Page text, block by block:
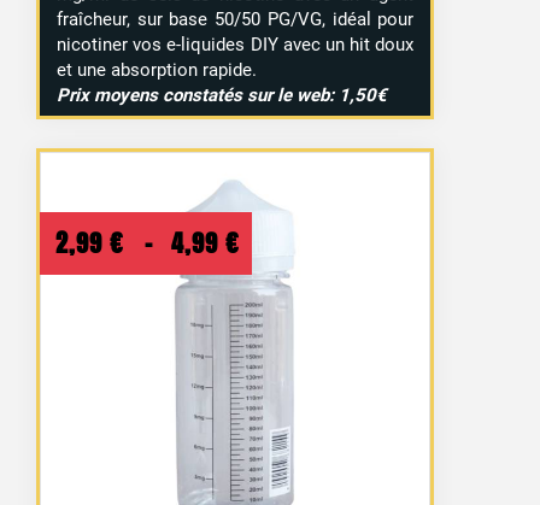
fraîcheur, sur base 50/50 PG/VG, idéal pour
nicotiner vos e-liquides DIY avec un hit doux
et une absorption rapide.
Prix moyens constatés sur le web: 1,50€
2,99 € – 4,99 €
de
prix :
2,99 €
à
4,99 €